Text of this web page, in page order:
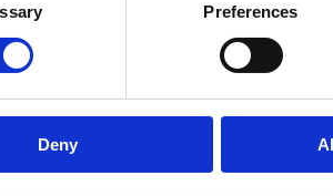
Preferences
Deny